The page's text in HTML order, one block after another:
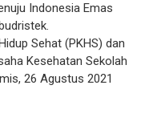
Indonesia Emas
Sehat (PKHS) dan
Kesehatan Sekolah
26 Agustus 2021